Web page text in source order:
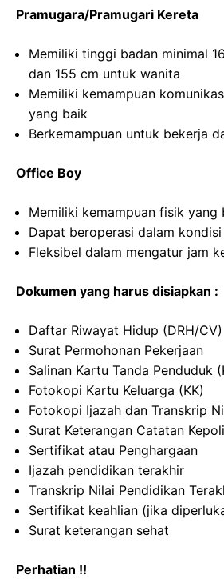
Pramugara/Pramugari Kereta
Memiliki tinggi badan minimal
dan 155 cm untuk wanita
Memiliki kemampuan
yang baik
Berkemampuan untuk bekerja
Office Boy
Memiliki kemampuan fisik yang
Dapat beroperasi dalam
Fleksibel dalam mengatur jam
Dokumen yang harus disiapkan :
Daftar Riwayat Hidup (DRH/CV)
Surat Permohonan Pekerjaan
Salinan Kartu Tanda Penduduk
Fotokopi Kartu Keluarga (KK)
Fotokopi Ijazah dan Transkrip
Surat Keterangan Catatan
Sertifikat atau Penghargaan
Ijazah pendidikan terakhir
Transkrip Nilai Pendidikan
Sertifikat keahlian (jika
Surat keterangan sehat
Perhatian !!